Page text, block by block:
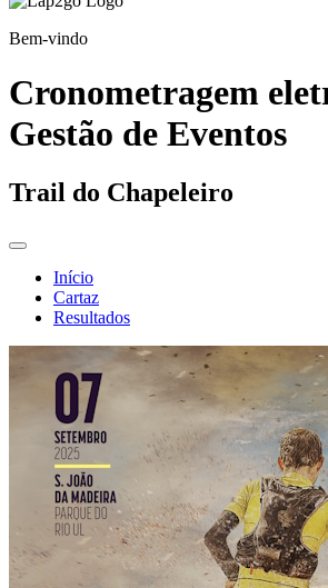
Bem-vindo
Cronometragem
Gestão de Eventos
Trail do Chapeleiro
Início
Cartaz
Resultados